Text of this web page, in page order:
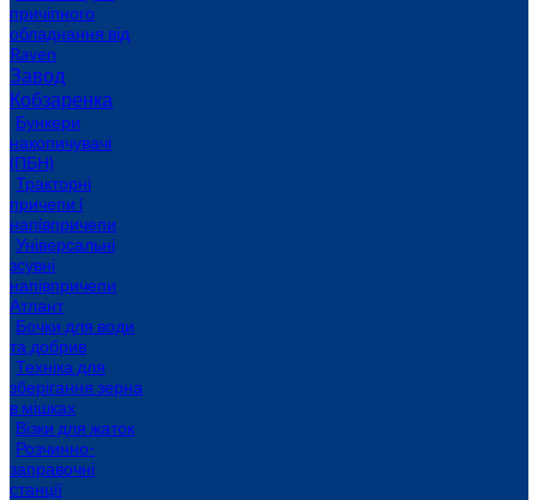
причіпного
обладнання від
Raven
Завод
Кобзаренка
Бункери
накопичувачі
(ПБН)
Тракторні
причепи i
напiвпричепи
Універсальні
зсувні
напівпричепи
Атлант
Бочки для води
та добрив
Техніка для
зберігання зерна
в мішках
Візки для жаток
Розчинно-
заправочні
станції